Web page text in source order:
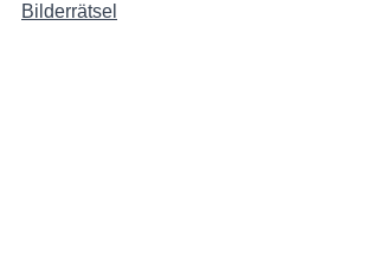
Bilderrätsel